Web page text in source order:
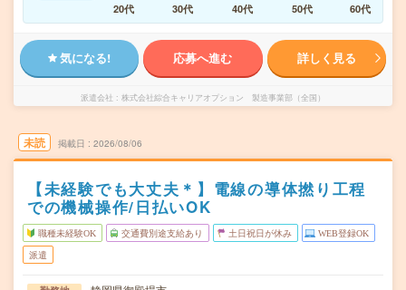
20代
30代 40代 50代 60代
気になる! 応募へ進む 詳しく見る
派遣会社 株式会社綜合キャリアオプション 製造事業部（全国）
未読 掲載日 2026/08/06
【未経験でも大丈夫＊】電線の導体撚り工程
での機械操作/日払いOK
職種未経験OK 交通費別途支給あり 土日祝日が休み WEB登録OK
派遣